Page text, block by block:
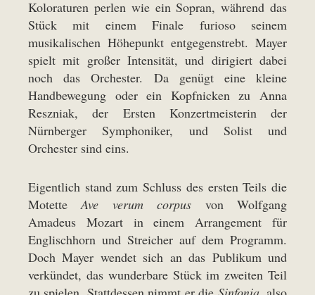
Koloraturen perlen wie ein Sopran, während das
Stück mit einem Finale furioso seinem
musikalischen Höhepunkt entgegenstrebt. Mayer
spielt mit großer Intensität, und dirigiert dabei
noch das Orchester. Da genügt eine kleine
Handbewegung oder ein Kopfnicken zu Anna
Reszniak, der Ersten Konzertmeisterin der
Nürnberger Symphoniker, und Solist und
Orchester sind eins.
Eigentlich stand zum Schluss des ersten Teils die
MotetteAve verum corpus von Wolfgang
Amadeus Mozart in einem Arrangement für
Englischhorn und Streicher auf dem Programm.
Doch Mayer wendet sich an das Publikum und
verkündet, das wunderbare Stück im zweiten Teil